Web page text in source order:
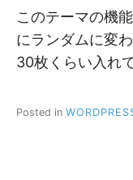
このテーマの機
にランダムに変わ
30枚くらい入れ
Posted in